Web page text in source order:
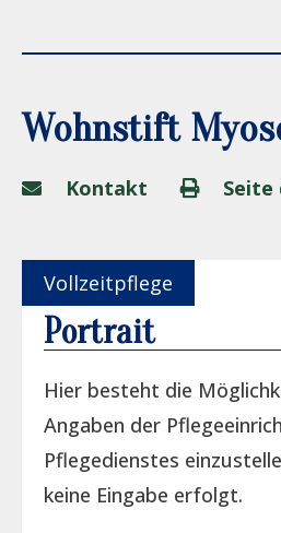
Wohnstift
Kontakt Seite
Vollzeitpflege
Portrait
Hier besteht die
Angaben der
Pflegedienstes
keine Eingabe erfolgt.